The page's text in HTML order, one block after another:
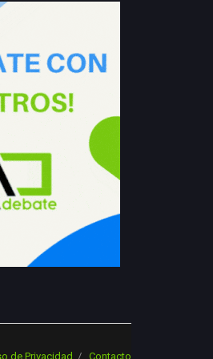
de Privacidad Contacto